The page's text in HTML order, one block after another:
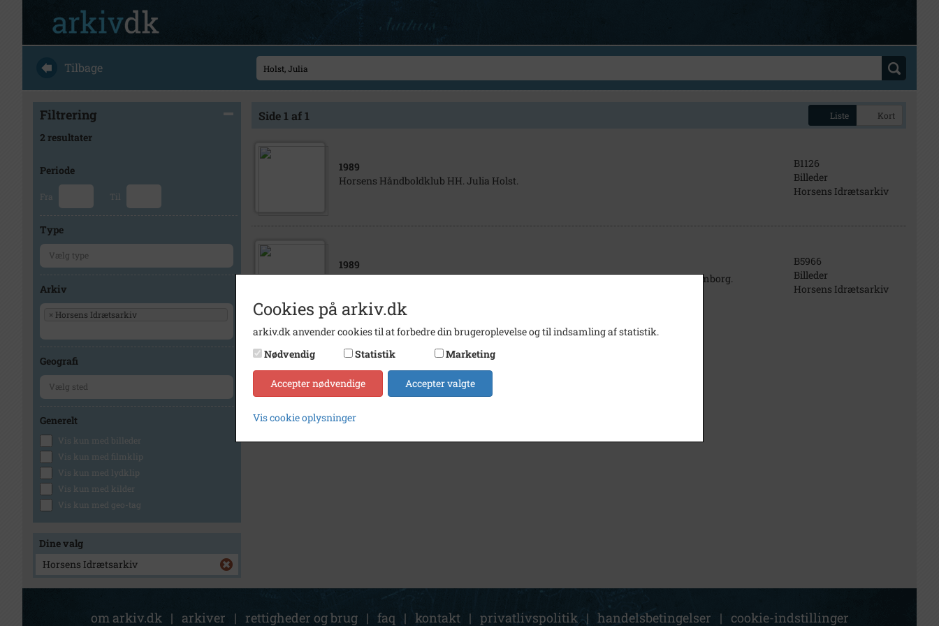
Tilbage
Filtrering
2 resultater
Periode
Fra Til
Type
Arkiv
× Horsens Idrætsarkiv
Geografi
Generelt
Vis kun med billeder
Vis kun med filmklip
Vis kun med lydklip
Vis kun med kilder
Vis kun med geo-tag
Dine valg
Horsens Idrætsarkiv
Side 1 af 1 Liste Kort
1989
Horsens Håndboldklub HH. Julia Holst.
B1126
Billeder
Horsens Idrætsarkiv
1989
Håndbold. Horsens Håndboldklub. Anja Byrial Hansen, Julia Holst og Camilla Emborg.
B5966
Billeder
Horsens Idrætsarkiv
1
om arkiv.dk | arkiver | rettigheder og brug | faq | kontakt | privatlivspolitik | handelsbetingelser | cookie-indstillinger
Cookies på arkiv.dk
arkiv.dk anvender cookies til at forbedre din brugeroplevelse og til indsamling af statistik.
Nødvendig
Statistik Marketing
Accepter nødvendige Accepter valgte
Vis cookie oplysninger